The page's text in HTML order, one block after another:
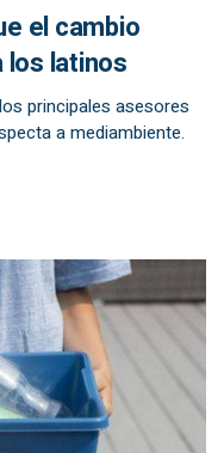
el cambio
los latinos
principales asesores
a mediambiente.